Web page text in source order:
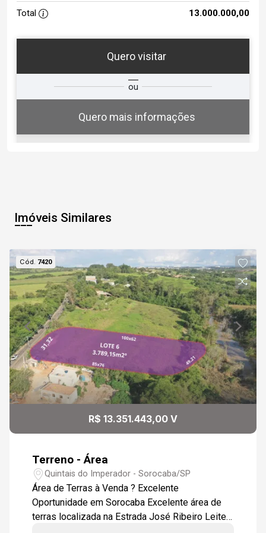
Total 13.000.000,00
Quero visitar
ou
Quero mais informações
Qual o melhor dia e horário para
você?
08
Aug/Sat
09
Aug/Sun
10
Aug/Mon
11
13:30
14:00
14:30
15:00
15:30
Continuar
Imóveis Similares
Cód. 7420
R$ 13.351.443,00 V
Terreno - Área
Quintais do Imperador - Sorocaba/SP
Área de Terras à Venda ? Excelente
Oportunidade em Sorocaba Excelente área de
terras localizada na Estrada José Ribeiro Leite,